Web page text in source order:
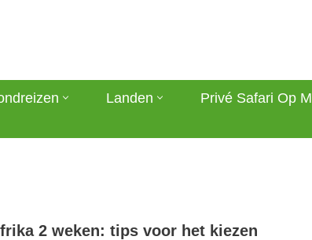
Landen
Privé Safari Op
2 weken: tips voor het kiezen